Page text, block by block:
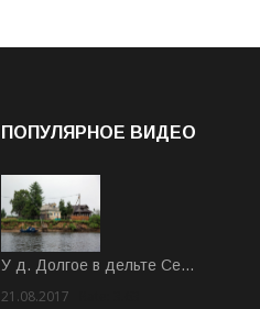
ПОПУЛЯРНОЕ ВИДЕО
У д. Долгое в дельте Се…
21.08.2017